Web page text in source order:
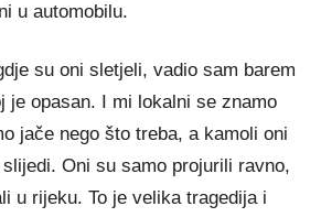
u automobilu.
su oni sletjeli, vadio sam barem
je opasan. I mi lokalni se znamo
jače nego što treba, a kamoli oni
Oni su samo projurili ravno,
u rijeku. To je velika tragedija i